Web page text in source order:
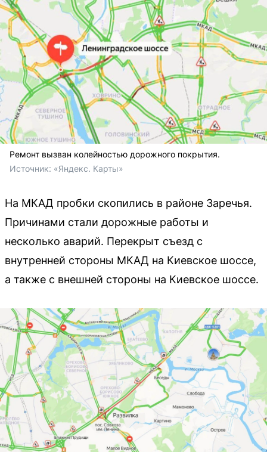
Ремонт вызван колейностью дорожного покрытия.
Источник: «Яндекс. Карты»
На МКАД пробки скопились в районе Заречья.
Причинами стали дорожные работы и
несколько аварий. Перекрыт съезд с
внутренней стороны МКАД на Киевское шоссе,
а также с внешней стороны на Киевское шоссе.